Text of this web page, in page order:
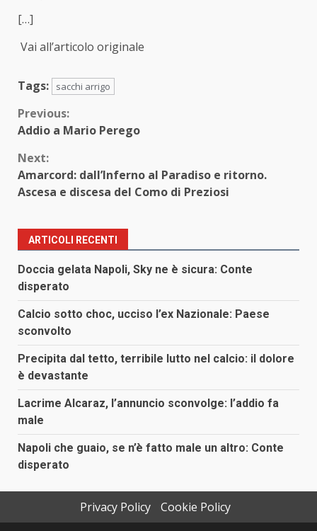
[…]
Vai all’articolo originale
Tags: sacchi arrigo
Continue
Previous:
Addio a Mario Perego
Next:
Amarcord: dall’Inferno al Paradiso e ritorno.
Ascesa e discesa del Como di Preziosi
ARTICOLI RECENTI
Doccia gelata Napoli, Sky ne è sicura: Conte
disperato
Calcio sotto choc, ucciso l’ex Nazionale: Paese
sconvolto
Precipita dal tetto, terribile lutto nel calcio: il dolore
è devastante
Lacrime Alcaraz, l’annuncio sconvolge: l’addio fa
male
Napoli che guaio, se n’è fatto male un altro: Conte
disperato
Privacy Policy
Cookie Policy